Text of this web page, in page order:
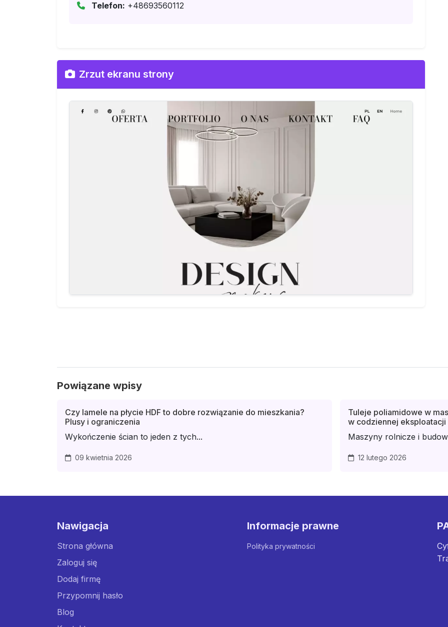
Telefon: +48693560112
Zrzut ekranu strony
Powiązane wpisy
Czy lamele na płycie HDF to dobre rozwiązanie do mieszkania?
Plusy i ograniczenia
Wykończenie ścian to jeden z tych...
09 kwietnia 2026
Tuleje poliamidowe w
w codziennej eksploatacji
Maszyny rolnicze i
12 lutego 2026
Nawigacja
Strona główna
Zaloguj się
Dodaj firmę
Przypomnij hasło
Blog
Informacje prawne
Polityka prywatności